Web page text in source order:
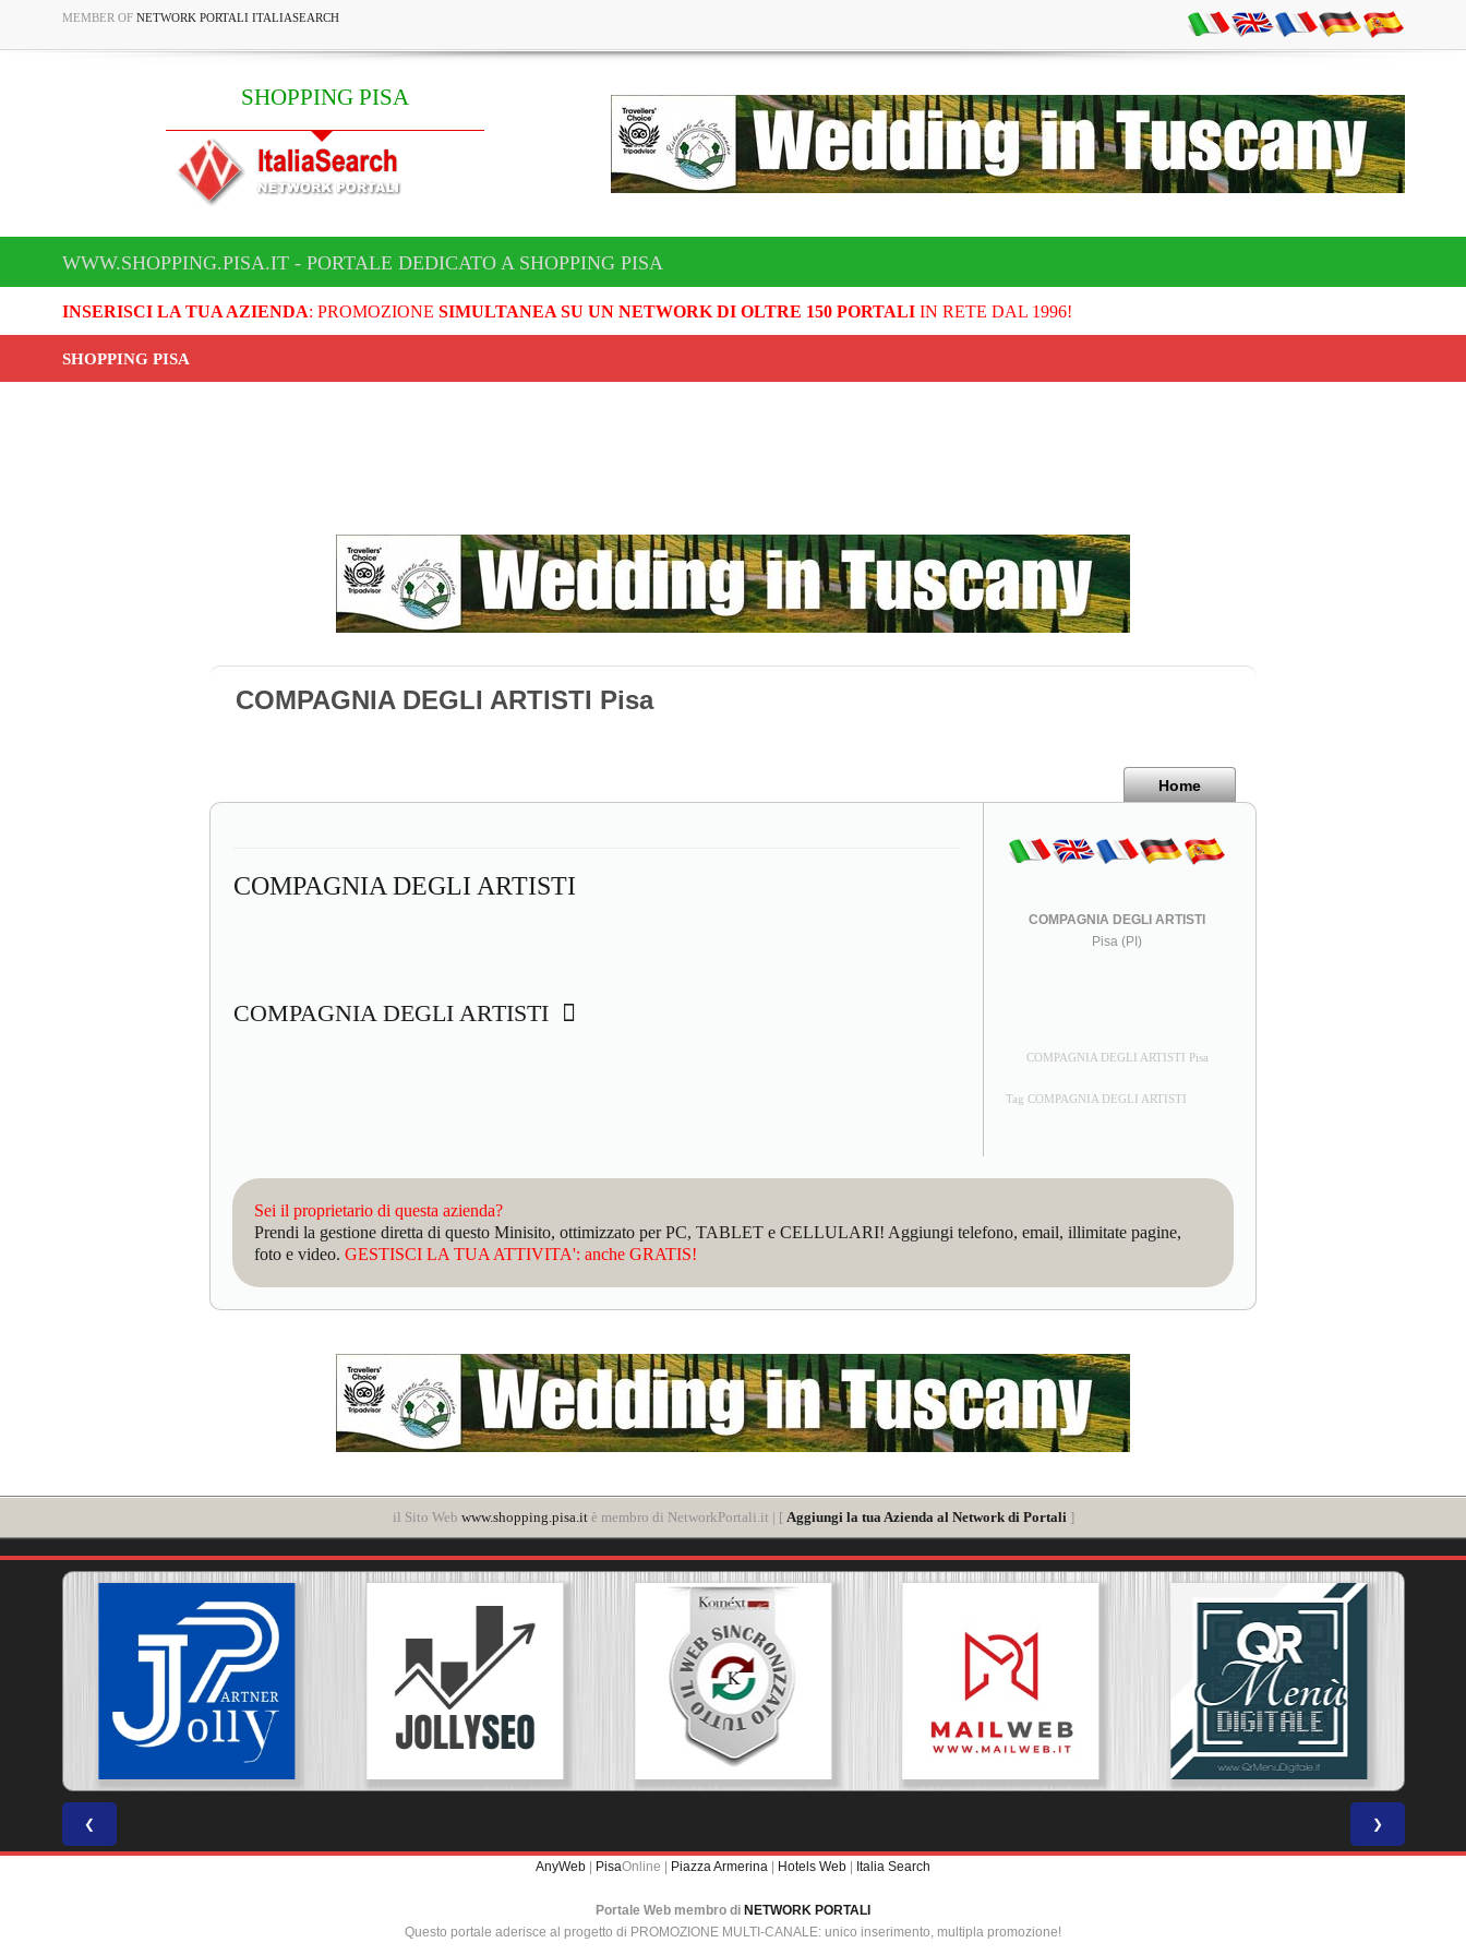
MEMBER OF NETWORK PORTALI ITALIASEARCH
SHOPPING PISA
WWW.SHOPPING.PISA.IT - PORTALE DEDICATO A SHOPPING PISA
INSERISCI LA TUA AZIENDA: PROMOZIONE SIMULTANEA SU UN NETWORK DI OLTRE 150 PORTALIIN RETE DAL 1996!
SHOPPING PISA
COMPAGNIA DEGLI ARTISTI Pisa
Home
COMPAGNIA DEGLI ARTISTI
COMPAGNIA DEGLI ARTISTI
COMPAGNIA DEGLI ARTISTI
Pisa (PI)
COMPAGNIA DEGLI ARTISTI Pisa
Tag COMPAGNIA DEGLI ARTISTI
Sei il proprietario di questa azienda?
Prendi la gestione diretta di questo Minisito, ottimizzato per PC, TABLET e CELLULARI! Aggiungi telefono, email, illimitate pagine,
foto e video. GESTISCI LA TUA ATTIVITA': anche GRATIS!
il Sito Web www.shopping.pisa.itè membro di NetworkPortali.it | [ Aggiungi la tua Azienda al Network di Portali ]
❮ ❯
AnyWeb | PisaOnline | Piazza Armerina | Hotels Web | Italia Search
Portale Web membro di NETWORK PORTALI
Questo portale aderisce al progetto di PROMOZIONE MULTI-CANALE: unico inserimento, multipla promozione!